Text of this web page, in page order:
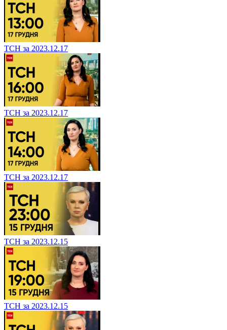
ТСН за 2023.12.17
ТСН за 2023.12.17
ТСН за 2023.12.17
ТСН за 2023.12.15
ТСН за 2023.12.15